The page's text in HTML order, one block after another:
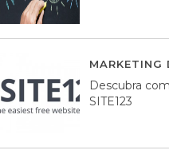
MARKETING
Descubra
SITE123